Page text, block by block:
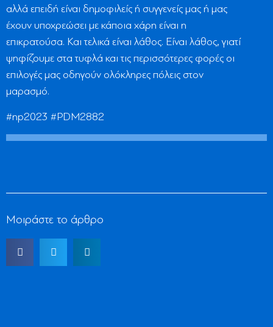
αλλά επειδή είναι δημοφιλείς ή συγγενείς μας ή μας
έχουν υποχρεώσει με κάποια χάρη είναι η
επικρατούσα. Και τελικά είναι λάθος. Είναι λάθος, γιατί
ψηφίζουμε στα τυφλά και τις περισσότερες φορές οι
επιλογές μας οδηγούν ολόκληρες πόλεις στον
μαρασμό.
#np2023 #PDM2882
Μοιράστε το άρθρο